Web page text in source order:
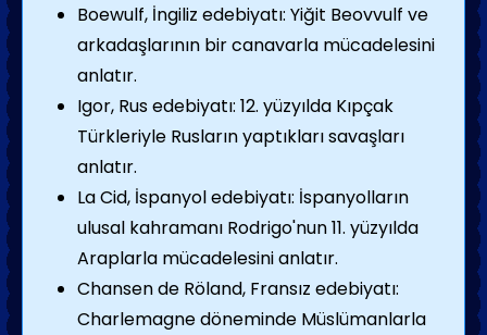
Boewulf, İngiliz edebiyatı: Yiğit Beovvulf ve
arkadaşlarının bir canavarla mücadelesini
anlatır.
Igor, Rus edebiyatı: 12. yüzyılda Kıpçak
Türkleriyle Rusların yap­tıkları savaşları
anlatır.
La Cid, İspanyol edebiyatı: İspanyol­ların
ulusal kahramanı Rodrigo'nun 11. yüzyılda
Araplarla mücadelesini anlatır.
Chansen de Röland, Fransız edebiyatı:
Charlemag­ne döneminde Müslümanlarla